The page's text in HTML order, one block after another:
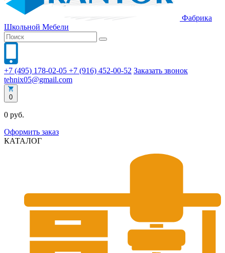
Фабрика
Школьной Мебели
+7 (495) 178-02-05 +7 (916) 452-00-52 Заказать звонок
tehnix05@gmail.com
0
0 руб.
Оформить заказ
КАТАЛОГ